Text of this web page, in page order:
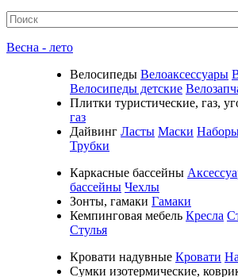
Весна - лето
Велосипеды Велоаксессуары
Велосипеды детские
Плитки туристические, газ,
газ
Дайвинг Ласты Маски
Трубки
Каркасные бассейны
бассейны Чехлы
Зонты, гамаки Гамаки
Кемпинговая мебель Кресла
Стулья
Кровати надувные Кровати
Cумки изотермические,